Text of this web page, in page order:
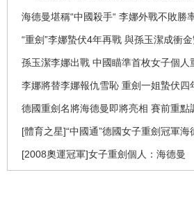
海德曼堪稱“中國殺手“ 李娜外戰不敗勝
“重劍”李娜蟄伏4年再戰 與孫玉潔成衝
孫玉潔李娜出戰 中國瞄準首枚女子個人
李娜將替李娜報仇雪恥 重劍一姐蟄伏四
德國重劍名將海德曼即將亮相 賽前重點
[體育之星]“中國通”德國女子重劍冠軍海
[2008奧運冠軍]女子重劍個人：海德曼